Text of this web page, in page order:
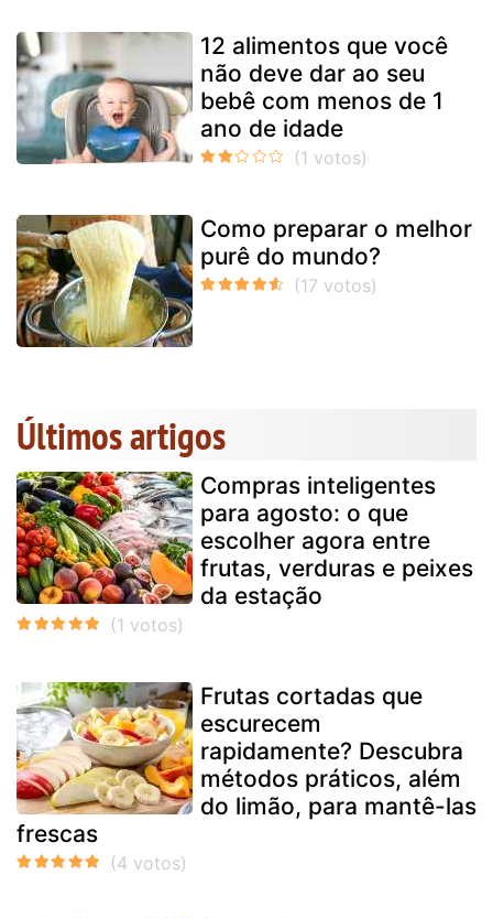
12 alimentos que você
não deve dar ao seu
bebê com menos de 1
ano de idade
Como preparar o melhor
purê do mundo?
Últimos artigos
Compras inteligentes
para agosto: o que
escolher agora entre
frutas, verduras e peixes
da estação
Frutas cortadas que
escurecem
rapidamente? Descubra
métodos práticos, além
do limão, para mantê-las
frescas